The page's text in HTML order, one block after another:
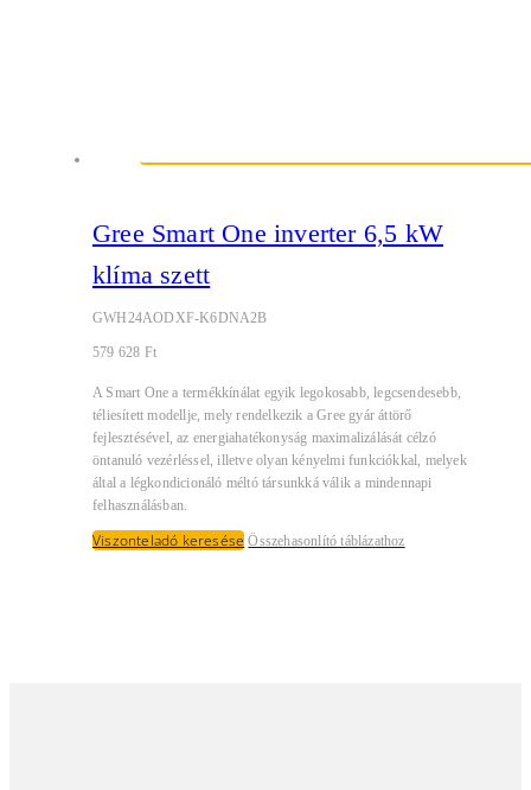
Gree Smart One inverter 6,5 kW
klíma szett
GWH24AODXF-K6DNA2B
579 628 Ft
A Smart One a termékkínálat egyik legokosabb, legcsendesebb,
téliesített modellje, mely rendelkezik a Gree gyár áttörő
fejlesztésével, az energiahatékonyság maximalizálását célzó
öntanuló vezérléssel, illetve olyan kényelmi funkciókkal, melyek
által a légkondicionáló méltó társunkká válik a mindennapi
felhasználásban.
Viszonteladó keresése Összehasonlító táblázathoz